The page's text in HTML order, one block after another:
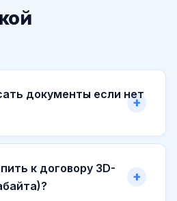
документы если нет
к договору 3D-